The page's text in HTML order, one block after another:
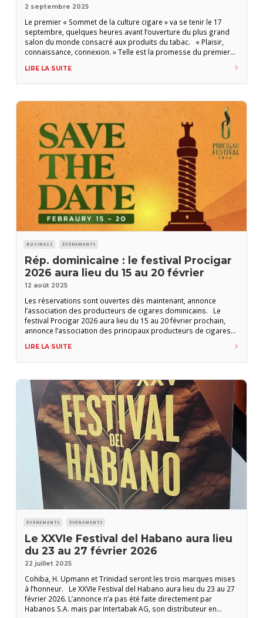
2 septembre 2025
Le premier « Sommet de la culture cigare » va se tenir le 17
septembre, quelques heures avant l’ouverture du plus grand
salon du monde consacré aux produits du tabac. « Plaisir,
connaissance, connexion. » Telle est la promesse du premier
tiendra le 17 septembre de 13h à 18h dans les
LIRE LA SUITE
BUSINESS ÉVÉNEMENTS
Rép. dominicaine : le festival Procigar
2026 aura lieu du 15 au 20 février
12 août 2025
Les réservations sont ouvertes dès maintenant, annonce
l’association des producteurs de cigares dominicains. Le
festival Procigar 2026 aura lieu du 15 au 20 février prochain,
annonce l’association des principaux producteurs de cigares
l’évènement est organisé en deux temps : une première partie
« loisirs » (du dimanche au mardi) sur la côte qui inclue
LIRE LA SUITE
ÉVÉNEMENTS ÉVÉNEMENTS
Le XXVIe Festival del Habano aura lieu
du 23 au 27 février 2026
22 juillet 2025
Cohiba, H. Upmann et Trinidad seront les trois marques mises
à l’honneur. Le XXVIe Festival del Habano aura lieu du 23 au 27
février 2026. L’annonce n’a pas été faite directement par
Habanos S.A. mais par Intertabak AG, son distributeur en